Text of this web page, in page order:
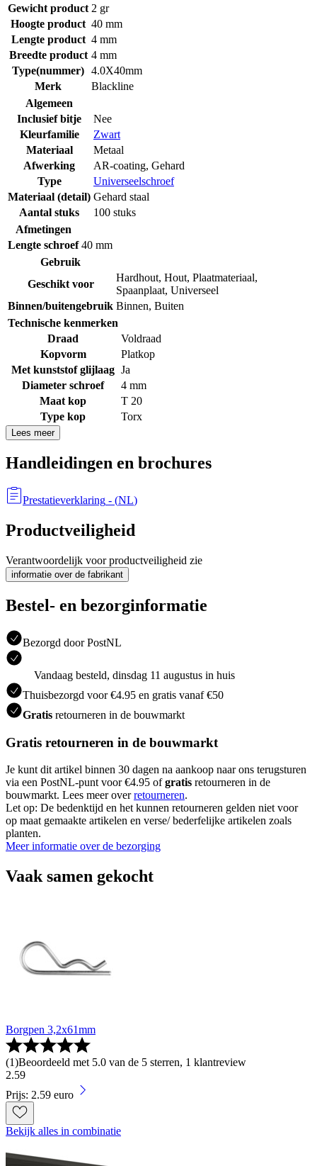
Gewicht product 2 gr
Hoogte product 40 mm
Lengte product 4 mm
Breedte product 4 mm
Type(nummer) 4.0X40mm
Merk
Blackline
Algemeen
Inclusief bitje
Nee
Kleurfamilie
Zwart
Materiaal
Metaal
Afwerking
AR-coating, Gehard
Type
Universeelschroef
Materiaal (detail) Gehard staal
Aantal stuks
100 stuks
Afmetingen
Lengte schroef 40 mm
Gebruik
Geschikt voor
Hardhout, Hout, Plaatmateriaal,
Spaanplaat, Universeel
Binnen/buitengebruik Binnen, Buiten
Technische kenmerken
Draad
Voldraad
Kopvorm
Platkop
Met kunststof glijlaag Ja
Diameter schroef
4 mm
Maat kop
T 20
Type kop
Torx
Lees meer
Handleidingen en brochures
Prestatieverklaring - (NL)
Productveiligheid
Verantwoordelijk voor productveiligheid zie
informatie over de fabrikant
Bestel- en bezorginformatie
Bezorgd door PostNL
Vandaag besteld, dinsdag 11 augustus in huis
Thuisbezorgd voor €4.95 en gratis vanaf €50
Gratis retourneren in de bouwmarkt
Gratis retourneren in de bouwmarkt
Je kunt dit artikel binnen 30 dagen na aankoop naar ons terugsturen
via een PostNL-punt voor €4.95 ofgratis retourneren in de
bouwmarkt. Lees meer overretourneren.
Let op: De bedenktijd en het kunnen retourneren gelden niet voor
op maat gemaakte artikelen en verse/ bederfelijke artikelen zoals
planten.
Meer informatie over de bezorging
Vaak samen gekocht
Borgpen 3,2x61mm
(1)Beoordeeld met 5.0 van de 5 sterren, 1 klantreview
2.59
Prijs: 2.59 euro
Bekijk alles in combinatie